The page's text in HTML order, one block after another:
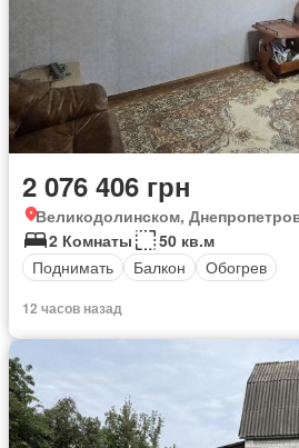
2 076 406 грн
Великодолинском,
2 Комнаты
50 кв.м
Поднимать
Балкон Обогрев
12 часов назад